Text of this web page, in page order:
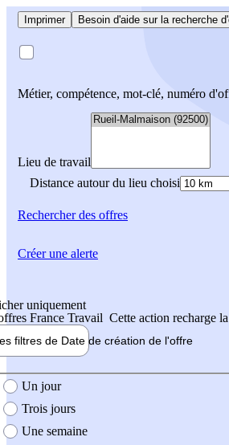
Imprimer Besoin d'aide sur la recherche
Métier, compétence, mot-clé, numéro
Lieu de travail
Distance autour du lieu choisi
Rechercherdes offres
uniquement
France Travail Cette action recharge
filtres de Date de création de l'offre
création de l'offre
Un jour
Trois jours
Une semaine
Créer une alerte